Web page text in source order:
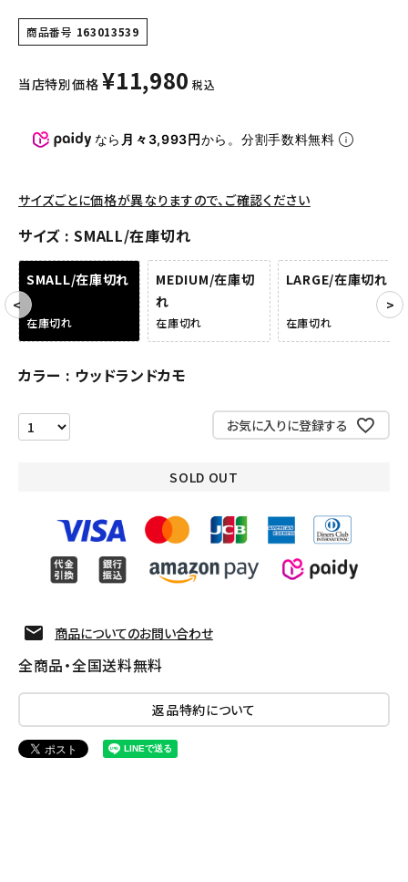
バックパック・リュック
その他バッグ類
アクセサリー
COLLABORATION BRAND
SEASON
CONTENTS
ACCOUNT MENU
meeting_room
Follow us
商品番号 163013539
当店特別価格 ¥11,980 税込
なら 月々3,993円から。分割手数料無料
サイズごとに価格が異なりますので、ご確認ください
サイズ SMALL/在庫切れ
SMALL/在庫切れ
在庫切れ
MEDIUM/在庫切
れ
在庫切れ
LARGE/在庫切れ
在庫切れ
カラー ウッドランドカモ
お気に入りに登録する
SOLD OUT
商品についてのお問い合わせ
全商品・全国送料無料
返品特約について